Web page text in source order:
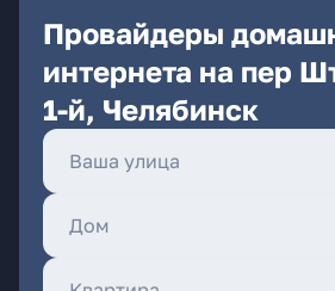
Провайдеры
интернета на пер
1-й, Челябинск